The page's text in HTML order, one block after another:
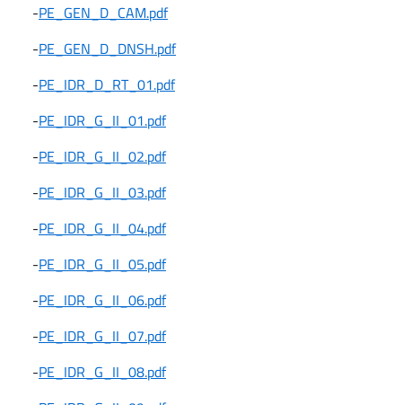
-PE_GEN_D_CAM.pdf
-PE_GEN_D_DNSH.pdf
-PE_IDR_D_RT_01.pdf
-PE_IDR_G_II_01.pdf
-PE_IDR_G_II_02.pdf
-PE_IDR_G_II_03.pdf
-PE_IDR_G_II_04.pdf
-PE_IDR_G_II_05.pdf
-PE_IDR_G_II_06.pdf
-PE_IDR_G_II_07.pdf
-PE_IDR_G_II_08.pdf